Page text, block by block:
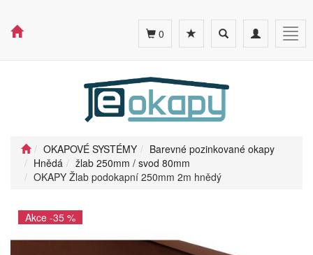
Toggle
navigation
Toggle
search
0
OKAPOVÉ SYSTÉMY
Barevné pozinkované okapy
Hnědá
žlab 250mm / svod 80mm
OKAPY Žlab podokapní 250mm 2m hnědý
Akce -35 %